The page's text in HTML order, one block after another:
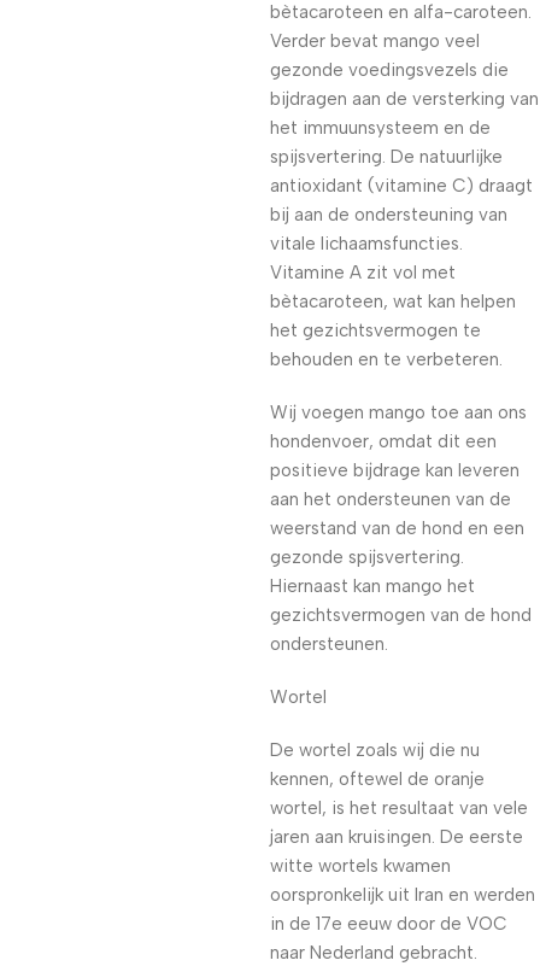
bètacaroteen en alfa-caroteen.
Verder bevat mango veel
gezonde voedingsvezels die
bijdragen aan de versterking van
het immuunsysteem en de
spijsvertering. De natuurlijke
antioxidant (vitamine C) draagt
bij aan de ondersteuning van
vitale lichaamsfuncties.
Vitamine A zit vol met
bètacaroteen, wat kan helpen
het gezichtsvermogen te
behouden en te verbeteren.
Wij voegen mango toe aan ons
hondenvoer, omdat dit een
positieve bijdrage kan leveren
aan het ondersteunen van de
weerstand van de hond en een
gezonde spijsvertering.
Hiernaast kan mango het
gezichtsvermogen van de hond
ondersteunen.
Wortel
De wortel zoals wij die nu
kennen, oftewel de oranje
wortel, is het resultaat van vele
jaren aan kruisingen. De eerste
witte wortels kwamen
oorspronkelijk uit Iran en werden
in de 17e eeuw door de VOC
naar Nederland gebracht.